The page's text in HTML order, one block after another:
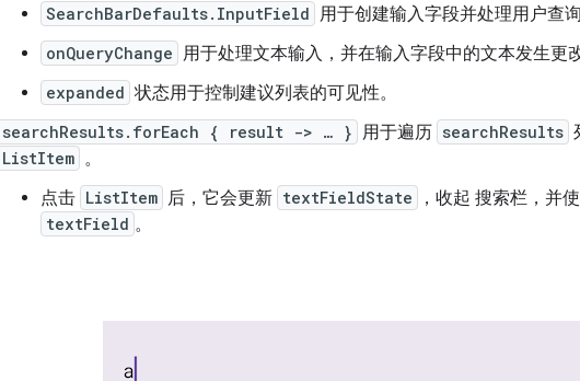
SearchBarDefaults.InputField 用于创建输入字段并处理用户查询
onQueryChange 用于处理文本输入，并在输入字段中的文本发生更
expanded 状态用于控制建议列表的可见性。
searchResults.forEach { result -> … } 用于遍历 searchResults
ListItem 。
点击 ListItem 后，它会更新 textFieldState ，收起 搜索栏，并
textField 。